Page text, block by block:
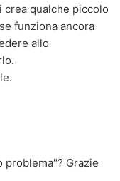
qualche piccolo
funziona ancora
allo
Grazie